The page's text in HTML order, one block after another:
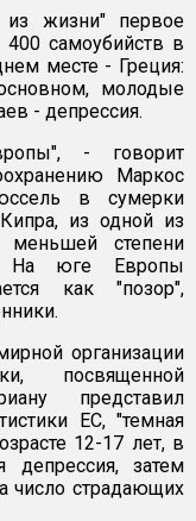
из жизни" первое
самоубийств в
месте - Греция:
молодые
- депрессия.
- говорит
Маркос
в сумерки
из одной из
степени
На юге Европы
как "позор",
организации
посвященной
представил
ЕС, "темная
12-17 лет, в
депрессия, затем
число страдающих